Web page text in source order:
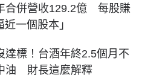
合併營收129.2億 每股賺
一個股本」
達標！台酒年終2.5個月不
油 財長這麼解釋